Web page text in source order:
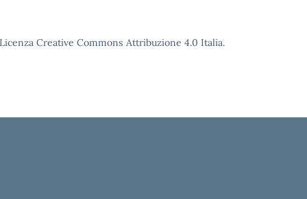
Creative Commons Attribuzione 4.0 Italia.